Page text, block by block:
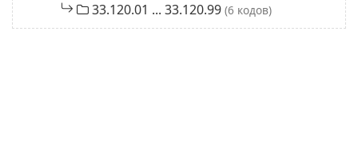
33.120.01 ... 33.120.99 (6 кодов)